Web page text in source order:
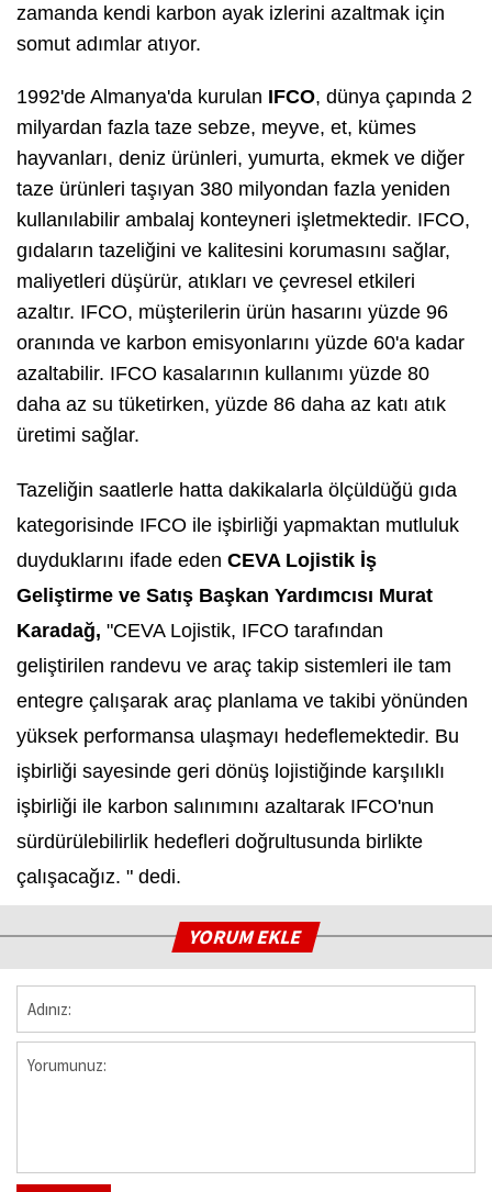
zamanda kendi karbon ayak izlerini azaltmak için
somut adımlar atıyor.
1992'de Almanya'da kurulan IFCO, dünya çapında 2
milyardan fazla taze sebze, meyve, et, kümes
hayvanları, deniz ürünleri, yumurta, ekmek ve diğer
taze ürünleri taşıyan 380 milyondan fazla yeniden
kullanılabilir ambalaj konteyneri işletmektedir. IFCO,
gıdaların tazeliğini ve kalitesini korumasını sağlar,
maliyetleri düşürür, atıkları ve çevresel etkileri
azaltır. IFCO, müşterilerin ürün hasarını yüzde 96
oranında ve karbon emisyonlarını yüzde 60'a kadar
azaltabilir. IFCO kasalarının kullanımı yüzde 80
daha az su tüketirken, yüzde 86 daha az katı atık
üretimi sağlar.
Tazeliğin saatlerle hatta dakikalarla ölçüldüğü gıda
kategorisinde IFCO ile işbirliği yapmaktan mutluluk
duyduklarını ifade eden CEVA Lojistik İş
Geliştirme ve Satış Başkan Yardımcısı Murat
Karadağ, "CEVA Lojistik, IFCO tarafından
geliştirilen randevu ve araç takip sistemleri ile tam
entegre çalışarak araç planlama ve takibi yönünden
yüksek performansa ulaşmayı hedeflemektedir. Bu
işbirliği sayesinde geri dönüş lojistiğinde karşılıklı
işbirliği ile karbon salınımını azaltarak IFCO'nun
sürdürülebilirlik hedefleri doğrultusunda birlikte
çalışacağız. " dedi.
YORUM EKLE